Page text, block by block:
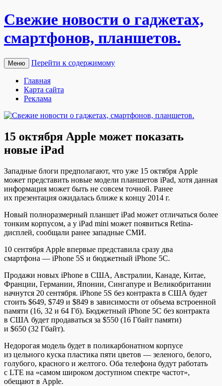
Свежие новости о гаджетах,
смартфонов, планшетов.
Меню Перейти к содержимому
Главная
Карта сайта
Реклама
15 октября Apple может показать
новые iPad
Зaпaдныe блоги предполагают, что уже 15 октября Apple
может представить новые модели планшетов iPad, хотя данная
информация может быть не совсем точной. Ранее
их презентация ожидалась ближе к концу 2014 г.
Новый полноразмерный планшет iPad может отличаться более
тонким корпусом, а у iPad mini может появиться Retina-
дисплей, сообщали ранее западные СМИ.
10 сентября Apple впервые представила сразу два
смартфона — iPhone 5S и бюджетный iPhone 5С.
Продажи новых iPhone в США, Австралии, Канаде, Китае,
Франции, Германии, Японии, Сингапуре и Великобритании
начнутся 20 сентября. iPhone 5S без контракта в США будет
стоить $649, $749 и $849 в зависимости от объема встроенной
памяти (16, 32 и 64 Гб). Бюджетный iPhone 5С без контракта
в США будет продаваться за $550 (16 Гбайт памяти)
и $650 (32 Гбайт).
Недорогая модель будет в поликарбонатном корпусе
из цельного куска пластика пяти цветов — зеленого, белого,
голубого, красного и желтого. Оба телефона будут работать
с LTE на «самом широком доступном спектре частот»,
обещают в Apple.